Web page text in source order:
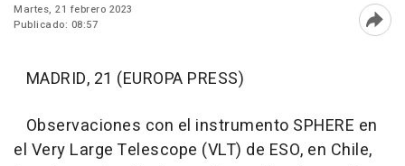
Martes, 21 febrero 2023
Publicado: 08:57
MADRID, 21 (EUROPA PRESS)
Observaciones con el instrumento SPHERE en
el Very Large Telescope (VLT) de ESO, en Chile,